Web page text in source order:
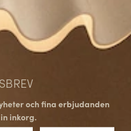
och fina erbjudanden
inkorg.